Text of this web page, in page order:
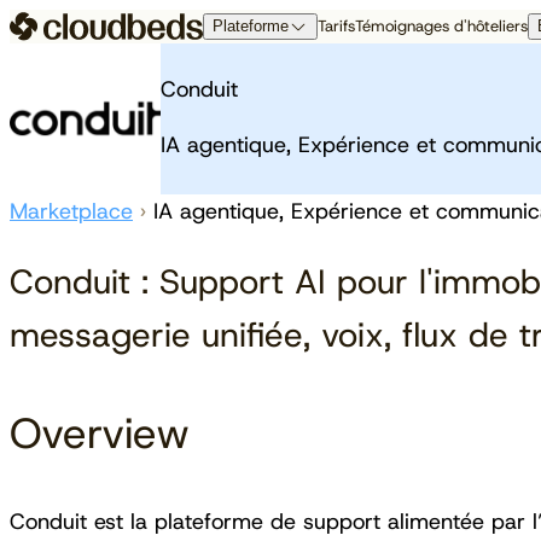
Plateforme TarifsTémoignages d'hôteliers
Pas votre PMS ordinaire. Le moteur de
croissance conçu pour votre ambition.
Paiements
Distribution
Channel Manager
Moteur de réservation
Partenaires de distribution
Nous ne sommes pas là
pour vous aider à vous
intégrer. Nous sommes là
pour vous aider à vous
libérer.
En savoir plus
Revues
Événements
Conduit
IA agentique, Expérience et
Marketplace › IA agentique, Expérience et
Conduit : Support AI pour
messagerie unifiée, voix, flux de
Overview
Conduit est la plateforme de support alimentée par